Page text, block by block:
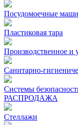
Посудомоечные
Пластиковая тара
Производственное и
Санитарно-
Системы
РАСПРОДАЖА
Стеллажи